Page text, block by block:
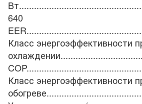
Bт
640
EER
Класс энергоэффективности
охлаждении
COP
Класс энергоэффективности
обогреве